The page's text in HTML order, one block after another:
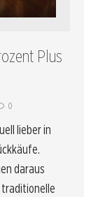
Plus
0
lieber in
daraus
traditionelle